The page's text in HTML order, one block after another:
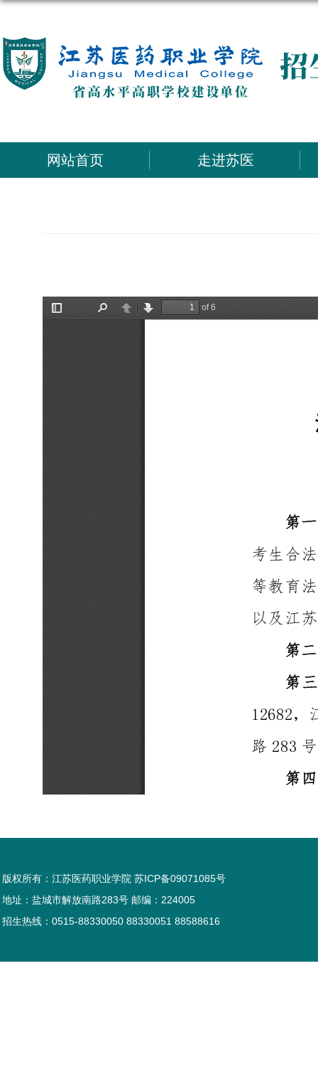
网站首页 走进苏医
版权所有：江苏医药职业学院 苏ICP备09071085号
地址：盐城市解放南路283号 邮编：224005
招生热线：0515-88330050 88330051 88588616